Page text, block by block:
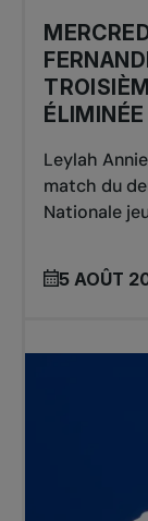
ÉLIMINÉE
Leylah
match du
Nationale
5 AOÛT